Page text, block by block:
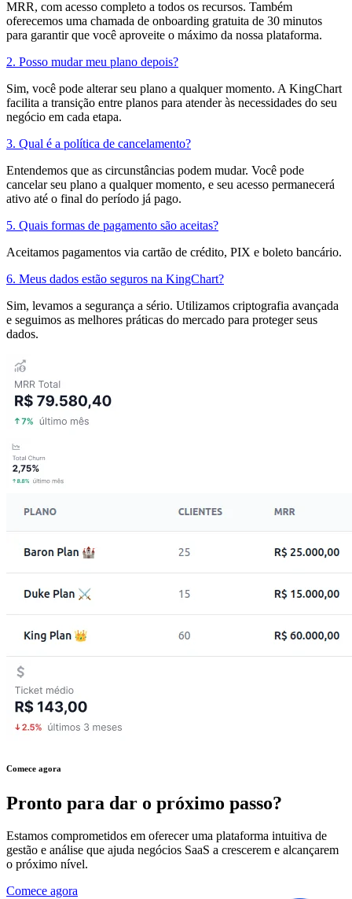
MRR, com acesso completo a todos os recursos. Também
oferecemos uma chamada de onboarding gratuita de 30 minutos
para garantir que você aproveite o máximo da nossa plataforma.
2. Posso mudar meu plano depois?
Sim, você pode alterar seu plano a qualquer momento. A KingChart
facilita a transição entre planos para atender às necessidades do seu
negócio em cada etapa.
3. Qual é a política de cancelamento?
Entendemos que as circunstâncias podem mudar. Você pode
cancelar seu plano a qualquer momento, e seu acesso permanecerá
ativo até o final do período já pago.
5. Quais formas de pagamento são aceitas?
Aceitamos pagamentos via cartão de crédito, PIX e boleto bancário.
6. Meus dados estão seguros na KingChart?
Sim, levamos a segurança a sério. Utilizamos criptografia avançada
e seguimos as melhores práticas do mercado para proteger seus
dados.
Comece agora
Pronto para dar o próximo passo?
Estamos comprometidos em oferecer uma plataforma intuitiva de
gestão e análise que ajuda negócios SaaS a crescerem e alcançarem
o próximo nível.
Comece agora